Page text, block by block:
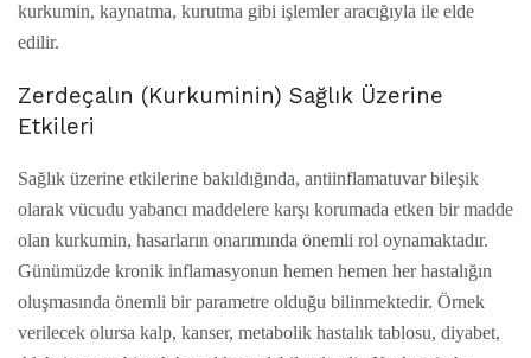
kurkumin, kaynatma, kurutma gibi işlemler aracığıyla ile elde
edilir.
Zerdeçalın (Kurkuminin) Sağlık Üzerine
Etkileri
Sağlık üzerine etkilerine bakıldığında, antiinflamatuvar bileşik
olarak vücudu yabancı maddelere karşı korumada etken bir madde
olan kurkumin, hasarların onarımında önemli rol oynamaktadır.
Günümüzde kronik inflamasyonun hemen hemen her hastalığın
oluşmasında önemli bir parametre olduğu bilinmektedir. Örnek
verilecek olursa kalp, kanser, metabolik hastalık tablosu, diyabet,